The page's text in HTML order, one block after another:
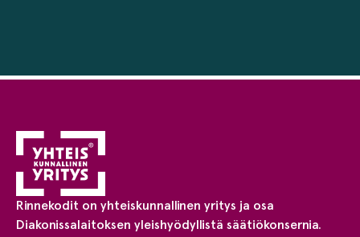
Rinnekodit on yhteiskunnallinen yritys ja osa
Diakonissalaitoksen yleishyödyllistä säätiökonsernia.